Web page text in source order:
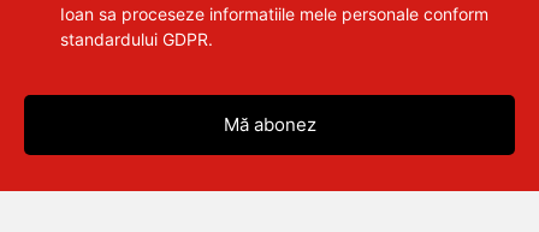
Ioan sa proceseze informatiile mele personale conform
standardului GDPR.